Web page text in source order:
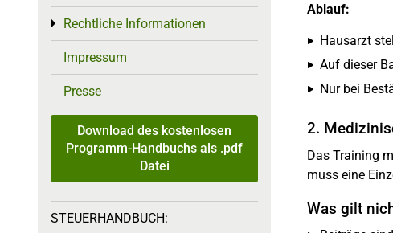
Ablauf:
Hausarzt
Auf dieser
Nur bei
2.
Das Training
muss eine
Was gilt
Rechtliche Informationen
Toggle menu
Impressum
Presse
Download des kostenlosen
Programm-Handbuchs als .pdf
Datei
STEUERHANDBUCH: